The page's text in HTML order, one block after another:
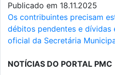
Publicado em 18.11.2025
Os contribuintes precisam
débitos pendentes e
oficial da Secretária
NOTÍCIAS DO PORTAL PMC